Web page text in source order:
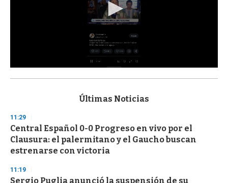
s
d
s
o
f
3
s
e
Últimas Noticias
11:29
Central Español 0-0 Progreso en vivo por el
Clausura: el palermitano y el Gaucho buscan
estrenarse con victoria
11:19
Sergio Puglia anunció la suspensión de su